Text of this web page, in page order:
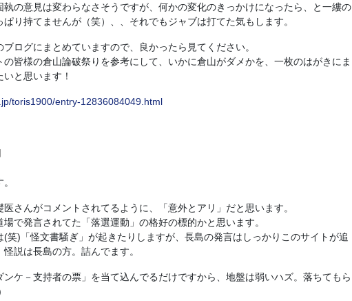
執の意見は変わらなさそうですが、何かの変化のきっかけになったら、と一縷の
り持てませんが（笑）、、それでもジャブは打てた気もします。
ログにまとめていますので、良かったら見てください。
の皆様の倉山論破祭りを参考にして、いかに倉山がダメかを、一枚のはがきにま
と思います！
toris1900/entry-12836084049.html
医さんがコメントされてるように、「意外とアリ」だと思います。
で発言されてた「落選運動」の格好の標的かと思います。
(笑)「怪文書騒ぎ」が起きたりしますが、長島の発言はしっかりこのサイトが追
説は長島の方。詰んでます。
ンケ－支持者の票」を当て込んでるだけですから、地盤は弱いハズ。落ちてもら